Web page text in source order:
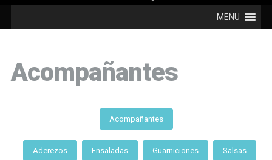
MENU
Acompañantes
Acompañantes
Aderezos Ensaladas Guarniciones Salsas